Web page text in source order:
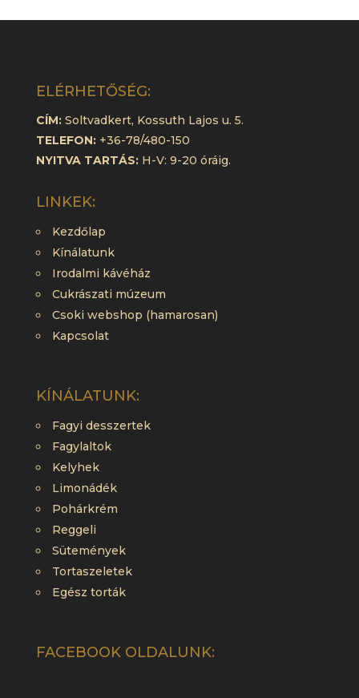
ELÉRHETŐSÉG:
CÍM:Soltvadkert, Kossuth Lajos u. 5.
TELEFON:+36-78/480-150
NYITVA TARTÁS:H-V: 9-20 óráig.
LINKEK:
Kezdőlap
Kínálatunk
Irodalmi kávéház
Cukrászati múzeum
Csoki webshop (hamarosan)
Kapcsolat
KÍNÁLATUNK:
Fagyi desszertek
Fagylaltok
Kelyhek
Limonádék
Pohárkrém
Reggeli
Sütemények
Tortaszeletek
Egész torták
FACEBOOK OLDALUNK: